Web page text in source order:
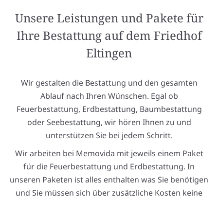
Unsere Leistungen und Pakete für
Ihre Bestattung auf dem Friedhof
Eltingen
Wir gestalten die Bestattung und den gesamten
Ablauf nach Ihren Wünschen. Egal ob
Feuerbestattung, Erdbestattung, Baumbestattung
oder Seebestattung, wir hören Ihnen zu und
unterstützen Sie bei jedem Schritt.
Wir arbeiten bei Memovida mit jeweils einem Paket
für die Feuerbestattung und Erdbestattung. In
unseren Paketen ist alles enthalten was Sie benötigen
und Sie müssen sich über zusätzliche Kosten keine